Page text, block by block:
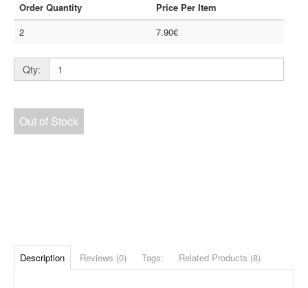
Order Quantity
Price Per Item
2
7.90€
Qty:
Out of Stock
Description Reviews (0) Tags: Related Products (8)